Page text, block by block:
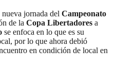
jornada del Campeonato
de la Copa Libertadores a
se enfoca en lo que es su
por lo que ahora debió
en condición de local en